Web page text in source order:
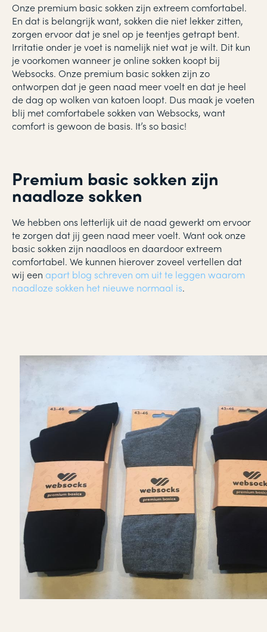
Onze premium basic sokken zijn extreem comfortabel.
En dat is belangrijk want, sokken die niet lekker zitten,
zorgen ervoor dat je snel op je teentjes getrapt bent.
Irritatie onder je voet is namelijk niet wat je wilt. Dit kun
je voorkomen wanneer je online sokken koopt bij
Websocks. Onze premium basic sokken zijn zo
ontworpen dat je geen naad meer voelt en dat je heel
de dag op wolken van katoen loopt. Dus maak je voeten
blij met comfortabele sokken van Websocks, want
comfort is gewoon de basis. It’s so basic!
Premium basic sokken zijn
naadloze sokken
We hebben ons letterlijk uit de naad gewerkt om ervoor
te zorgen dat jij geen naad meer voelt. Want ook onze
basic sokken zijn naadloos en daardoor extreem
comfortabel. We kunnen hierover zoveel vertellen dat
wij een apart blog schreven om uit te leggen waarom
naadloze sokken het nieuwe normaal is.